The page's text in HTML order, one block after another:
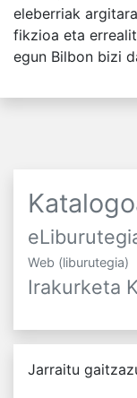
eleberriak
fikzioa eta
egun Bilbon bizi
Web (liburutegia)
Irakurketa
Jarraitu